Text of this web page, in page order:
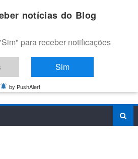
OPARÁ
Petrolina e do Vale do São
Francisco
notícias do Blog
para receber notificações
Sim
by PushAlert